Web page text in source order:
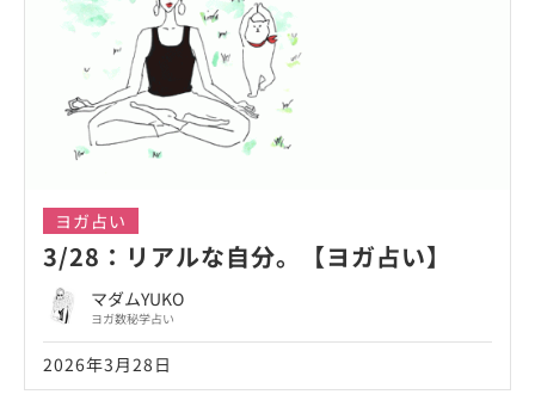
ヨガ占い
3/28：リアルな自分。【ヨガ占い】
マダムYUKO
ヨガ数秘学占い
2026年3月28日